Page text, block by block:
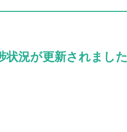
状況が更新されました